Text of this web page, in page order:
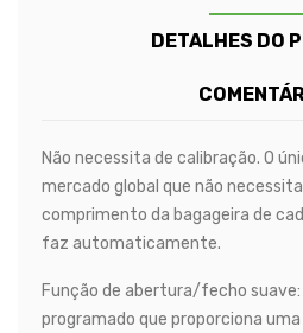
DETALHES DO
Não necessita de calibração. O
mercado global que não
comprimento da bagageira de
faz automaticamente.
Função de abertura/fecho
programado que proporciona